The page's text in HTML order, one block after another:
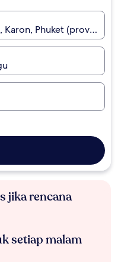
Phuket (provinsi),
jika rencana
setiap malam